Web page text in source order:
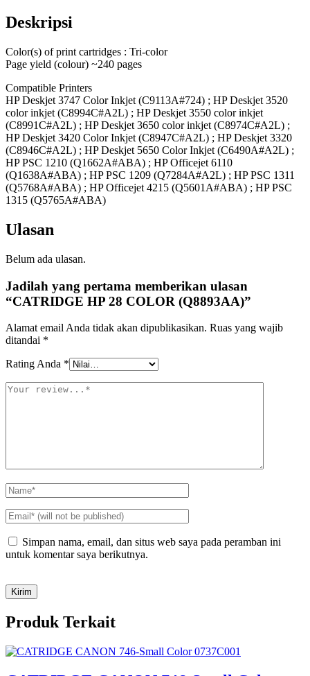
Deskripsi
Color(s) of print cartridges : Tri-color
Page yield (colour) ~240 pages
Compatible Printers
HP Deskjet 3747 Color Inkjet (C9113A#724) ; HP Deskjet 3520
color inkjet (C8994C#A2L) ; HP Deskjet 3550 color inkjet
(C8991C#A2L) ; HP Deskjet 3650 color inkjet (C8974C#A2L) ;
HP Deskjet 3420 Color Inkjet (C8947C#A2L) ; HP Deskjet 3320
(C8946C#A2L) ; HP Deskjet 5650 Color Inkjet (C6490A#A2L) ;
HP PSC 1210 (Q1662A#ABA) ; HP Officejet 6110
(Q1638A#ABA) ; HP PSC 1209 (Q7284A#A2L) ; HP PSC 1311
(Q5768A#ABA) ; HP Officejet 4215 (Q5601A#ABA) ; HP PSC
1315 (Q5765A#ABA)
Ulasan
Belum ada ulasan.
Jadilah yang pertama memberikan ulasan
“CATRIDGE HP 28 COLOR (Q8893AA)”
Alamat email Anda tidak akan dipublikasikan. Ruas yang wajib
ditandai *
Rating Anda *
Simpan nama, email, dan situs web saya pada peramban ini
untuk komentar saya berikutnya.
Produk Terkait